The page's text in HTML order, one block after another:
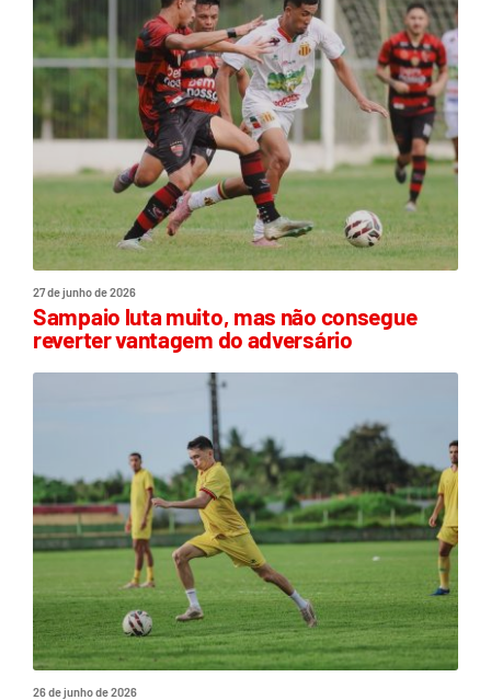
27 de junho de 2026
Sampaio luta muito, mas não consegue
reverter vantagem do adversário
26 de junho de 2026